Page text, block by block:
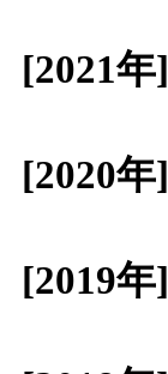
[2021年]
[2020年]
[2019年]